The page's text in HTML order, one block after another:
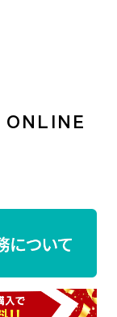
ONLINE